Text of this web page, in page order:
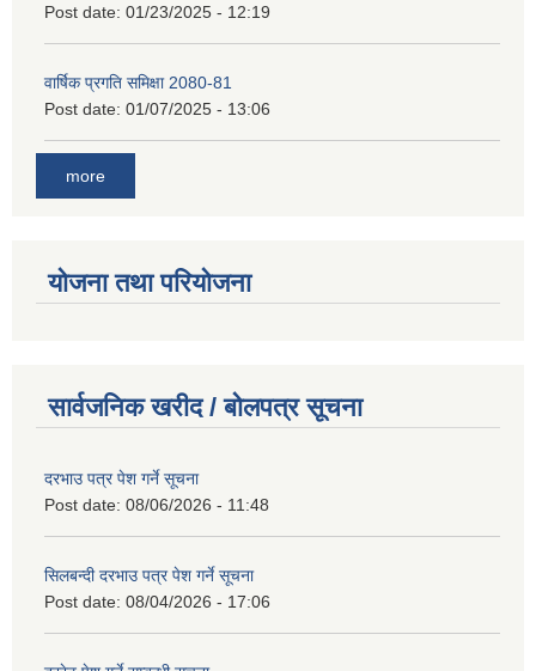
Post date: 01/23/2025 - 12:19
वार्षिक प्रगति समिक्षा 2080-81
Post date: 01/07/2025 - 13:06
more
योजना तथा परियोजना
सार्वजनिक खरीद / बोलपत्र सूचना
दरभाउ पत्र पेश गर्ने सूचना
Post date: 08/06/2026 - 11:48
सिलबन्दी दरभाउ पत्र पेश गर्ने सूचना
Post date: 08/04/2026 - 17:06